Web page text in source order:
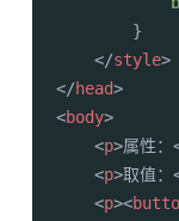
        }
</style>
</head>
<body>
<p>属性：
<p>取值：
<p><